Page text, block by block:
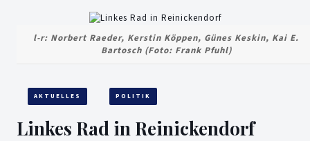
l-r: Norbert Raeder, Kerstin Köppen, Günes Keskin, Kai E.
Bartosch (Foto: Frank Pfuhl)
AKTUELLES POLITIK
Linkes Rad in Reinickendorf